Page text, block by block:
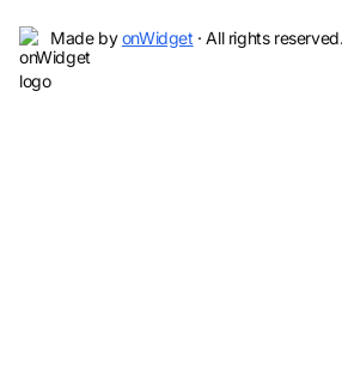
Made byonWidget · All rights reserved.